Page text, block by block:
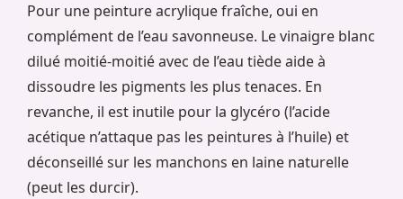
Pour une peinture acrylique fraîche, oui en
complément de l’eau savonneuse. Le vinaigre blanc
dilué moitié-moitié avec de l’eau tiède aide à
dissoudre les pigments les plus tenaces. En
revanche, il est inutile pour la glycéro (l’acide
acétique n’attaque pas les peintures à l’huile) et
déconseillé sur les manchons en laine naturelle
(peut les durcir).